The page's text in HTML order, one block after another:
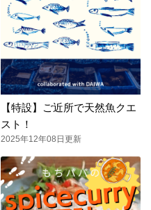
【特設】ご近所で天然魚クエ
スト！
2025年12年08日更新